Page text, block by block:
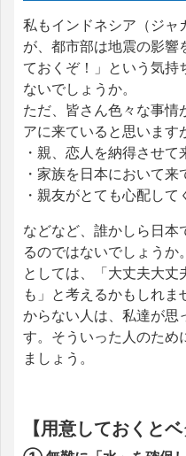
私もインドネシア（ジャ
が、都市部は地震の影響
ておくぞ！」という気持
ないでしょうか。
ただ、皆さん色々な事情
アに来ていると思います
・親、恋人を納得させて
・家族を日本において来
・親友がとても心配して
などなど、誰かしら日本
るのではないでしょうか
としては、「大丈夫大丈
も」と考えるかもしれ
からない人は、私達が思
す。そういった人のため
ましょう。
【用意しておくと